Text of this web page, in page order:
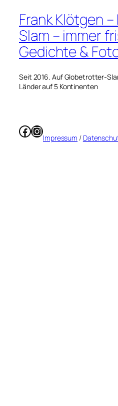
Frank Klötgen
Slam – immer
Gedichte &
Seit 2016. Auf Globetrotter-
Länder auf 5 Kontinenten
Facebook
Instagram
Impressum /